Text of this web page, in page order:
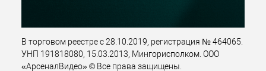
В торговом реестре с 28.10.2019, регистрация № 464065.
УНП 191818080, 15.03.2013, Мингорисполком. ООО
«АрсеналВидео» © Все права защищены.